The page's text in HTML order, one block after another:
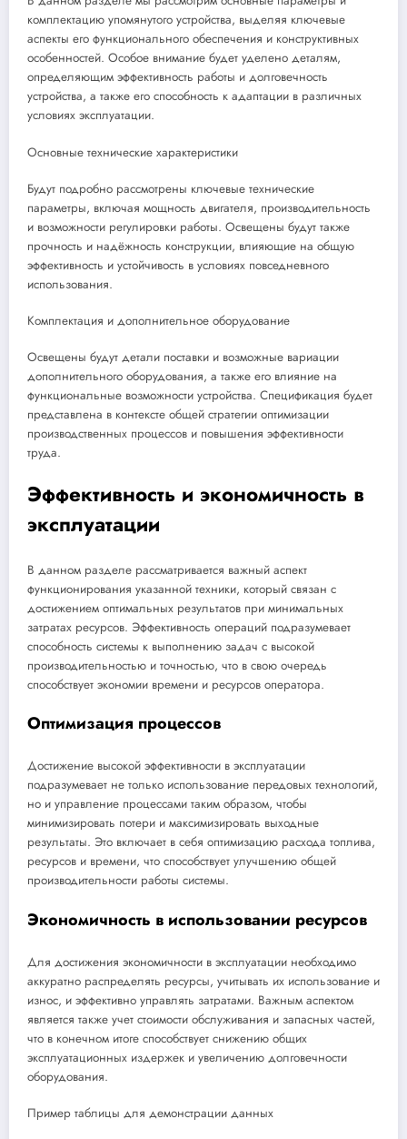
комплектацию упомянутого устройства, выделяя ключевые
аспекты его функционального обеспечения и конструктивных
особенностей. Особое внимание будет уделено деталям,
определяющим эффективность работы и долговечность
устройства, а также его способность к адаптации в различных
условиях эксплуатации.
Основные технические характеристики
Будут подробно рассмотрены ключевые технические
параметры, включая мощность двигателя, производительность
и возможности регулировки работы. Освещены будут также
прочность и надёжность конструкции, влияющие на общую
эффективность и устойчивость в условиях повседневного
использования.
Комплектация и дополнительное оборудование
Освещены будут детали поставки и возможные вариации
дополнительного оборудования, а также его влияние на
функциональные возможности устройства. Спецификация будет
представлена в контексте общей стратегии оптимизации
производственных процессов и повышения эффективности
труда.
Эффективность и экономичность в
эксплуатации
В данном разделе рассматривается важный аспект
функционирования указанной техники, который связан с
достижением оптимальных результатов при минимальных
затратах ресурсов. Эффективность операций подразумевает
способность системы к выполнению задач с высокой
производительностью и точностью, что в свою очередь
способствует экономии времени и ресурсов оператора.
Оптимизация процессов
Достижение высокой эффективности в эксплуатации
подразумевает не только использование передовых технологий,
но и управление процессами таким образом, чтобы
минимизировать потери и максимизировать выходные
результаты. Это включает в себя оптимизацию расхода топлива,
ресурсов и времени, что способствует улучшению общей
производительности работы системы.
Экономичность в использовании ресурсов
Для достижения экономичности в эксплуатации необходимо
аккуратно распределять ресурсы, учитывать их использование и
износ, и эффективно управлять затратами. Важным аспектом
является также учет стоимости обслуживания и запасных частей,
что в конечном итоге способствует снижению общих
эксплуатационных издержек и увеличению долговечности
оборудования.
Пример таблицы для демонстрации данных